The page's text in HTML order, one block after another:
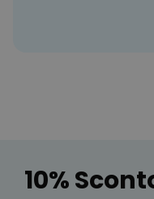
10%